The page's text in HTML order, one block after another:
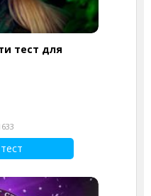
тест для